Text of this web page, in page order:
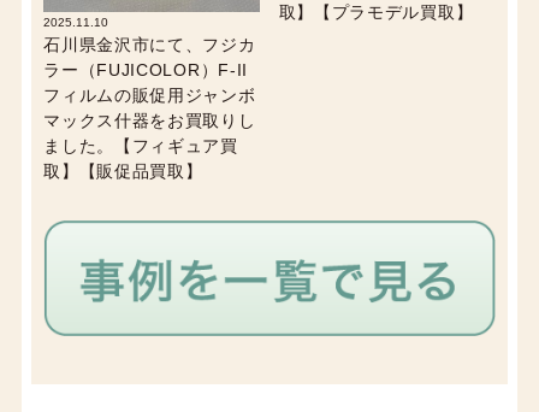
2025.11.10
石川県金沢市にて、フジカ
ラー（FUJICOLOR）F-II
フィルムの販促用ジャンボ
マックス什器をお買取りし
ました。【フィギュア買
取】【販促品買取】
取】【プラモデル買取】